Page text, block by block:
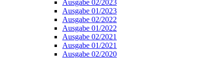
Ausgabe 02/2023
Ausgabe 01/2023
Ausgabe 02/2022
Ausgabe 01/2022
Ausgabe 02/2021
Ausgabe 01/2021
Ausgabe 02/2020